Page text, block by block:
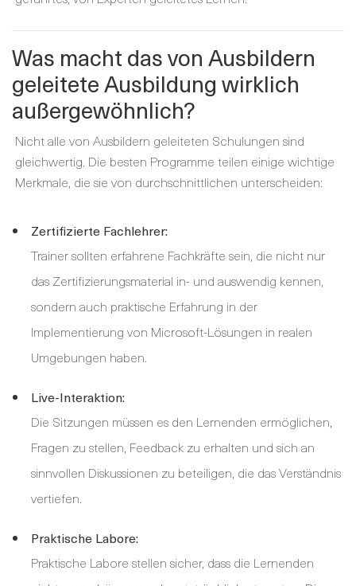
Was macht das von Ausbildern
geleitete Ausbildung wirklich
außergewöhnlich?
Nicht alle von Ausbildern geleiteten Schulungen sind
gleichwertig. Die besten Programme teilen einige wichtige
Merkmale, die sie von durchschnittlichen unterscheiden:
Zertifizierte Fachlehrer:
Trainer sollten erfahrene Fachkräfte sein, die nicht nur
das Zertifizierungsmaterial in- und auswendig kennen,
sondern auch praktische Erfahrung in der
Implementierung von Microsoft-Lösungen in realen
Umgebungen haben.
Live-Interaktion:
Die Sitzungen müssen es den Lernenden ermöglichen,
Fragen zu stellen, Feedback zu erhalten und sich an
sinnvollen Diskussionen zu beteiligen, die das Verständnis
vertiefen.
Praktische Labore:
Praktische Labore stellen sicher, dass die Lernenden